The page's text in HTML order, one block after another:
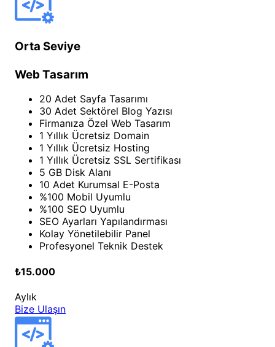
Orta Seviye
Web Tasarım
20 Adet Sayfa Tasarımı
30 Adet Sektörel Blog Yazısı
Firmanıza Özel Web Tasarım
1 Yıllık Ücretsiz Domain
1 Yıllık Ücretsiz Hosting
1 Yıllık Ücretsiz SSL Sertifikası
5 GB Disk Alanı
10 Adet Kurumsal E-Posta
%100 Mobil Uyumlu
%100 SEO Uyumlu
SEO Ayarları Yapılandırması
Kolay Yönetilebilir Panel
Profesyonel Teknik Destek
₺15.000
Aylık
Bize Ulaşın